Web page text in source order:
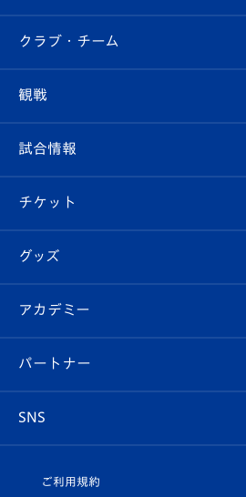
すべて
クラブ
試合情報
チケット
イベント
メディア
ホームタウン
クラブ・チーム
クラブ概要
エンブレム紹介
スタッフプロフィール
マスコット紹介
観戦
観戦ルール
はじめての観戦ガイド
Revive Team
ヴィヴィくんの長崎おもてなしガイド
試合情報
試合日程/結果
フォトギャラリー
スタジアムグルメ
チケット
チケット
V-LOVERS（ファンクラブ）
プレイヤーズスイート
グッズ
オンラインショップ
店舗情報
アカデミー
育成からのお知らせ
U-18
パートナー
SNS
ご利用規約